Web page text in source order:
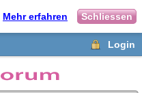
Mehr erfahren Schliessen
Login